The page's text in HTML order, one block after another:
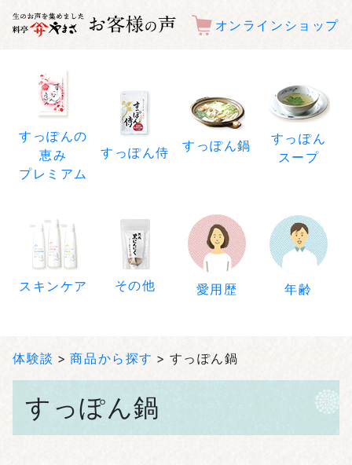
オンラインショップ
すっぽんの
恵み
プレミアム
すっぽん侍 すっぽん鍋
すっぽん
スープ
スキンケア その他 愛用歴 年齢
体験談 商品から探す すっぽん鍋
すっぽん鍋